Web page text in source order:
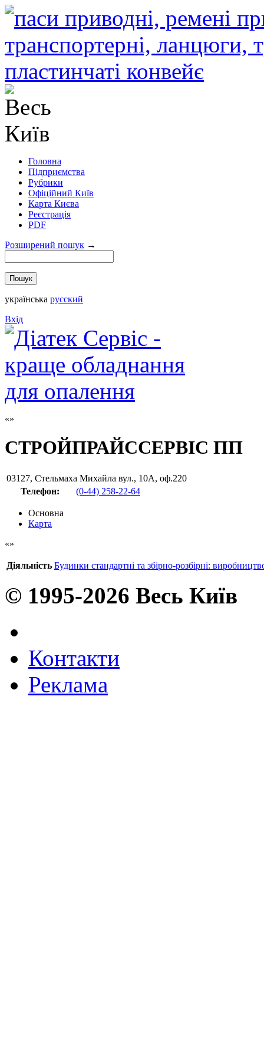
Головна
Підприємства
Рубрики
Офіційний Київ
Карта Києва
Реєстрація
PDF
Розширений пошук →
українська русский
Вхід
СТРОЙПРАЙССЕРВІС ПП
03127, Стельмаха Михайла вул., 10А, оф.220
Телефон:
(0-44) 258-22-64
Основна
Карта
Діяльність Будинки стандартні та збірно-розбірні:
© 1995-2026 Весь Київ
Контакти
Реклама